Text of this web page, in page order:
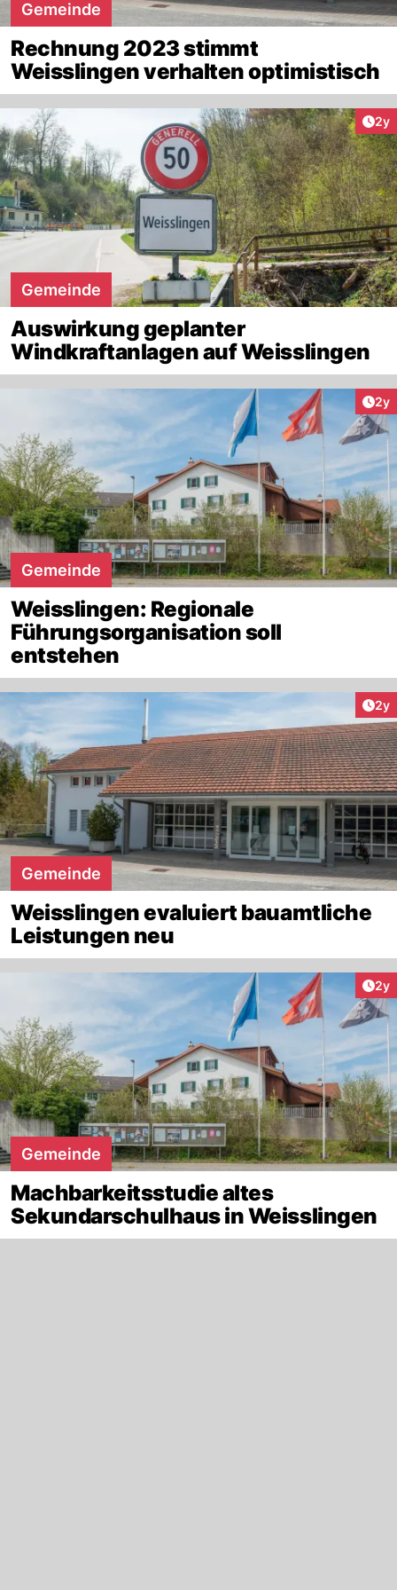
Gemeinde
Rechnung 2023 stimmt
Weisslingen verhalten optimistisch
2y
Gemeinde
Auswirkung geplanter
Windkraftanlagen auf Weisslingen
2y
Gemeinde
Weisslingen: Regionale
Führungsorganisation soll
entstehen
2y
Gemeinde
Weisslingen evaluiert bauamtliche
Leistungen neu
2y
Gemeinde
Machbarkeitsstudie altes
Sekundarschulhaus in Weisslingen